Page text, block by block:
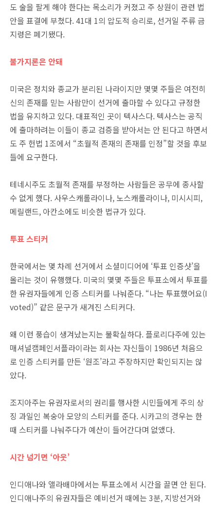
도 술을 팔게 해야 한다는 목소리가 커졌고 주 상원이 관련 법
안을 표결에 부쳤다. 41대 1의 압도적 승리로, 선거일 주류 금
지령은 폐기됐다.
불가지론은 안돼
미국은 정치와 종교가 분리된 나라이지만 몇몇 주들은 여전히
신의 존재를 믿는 사람만이 선거에 출마할 수 있다고 규정한
법을 유지하고 있다. 대표적인 곳이 텍사스다. 텍사스는 공직
에 출마하려는 이들이 종교 검증을 받아서는 안 된다고 하면서
도 주 헌법 1조에서 “초월적 존재의 존재를 인정”할 것을 후보
들에 요구한다.
테네시주도 초월적 존재를 부정하는 사람들은 공무에 종사할
수 없게 했다. 사우스캐롤라이나, 노스캐롤라이나, 미시시피,
메릴랜드, 아칸소에도 비슷한 법규가 있다.
투표 스티커
한국에서는 몇 차례 선거에서 소셜미디어에 ‘투표 인증샷’을
올리는 것이 유행했다. 미국의 몇몇 주들은 투표소에서 투표를
한 유권자들에게 인증 스티커를 나눠준다. “나는 투표했어요(I
voted)” 같은 문구가 새겨진 스티커다.
왜 이런 풍습이 생겨났는지는 불확실하다. 플로리다주에 있는
매셔널캠페인서플라이라는 회사는 자신들이 1986년 처음으
로 인증 스티커를 만든 ‘원조’라고 주장하지만 확인되지는 않
았다.
조지아주는 유권자로서의 권리를 행사한 시민들에게 주의 상
징 과일인 복숭아 모양의 스티커를 준다. 시카고의 경우는 한
때 스티커를 나눠주다가 예산이 들어간다며 없앴다.
시간 넘기면 ‘아웃’
인디애나와 앨라배마에서는 투표소에서 시간을 끌면 안 된다.
인디애나주의 유권자들은 예비선거 때에는 3분, 지방선거와